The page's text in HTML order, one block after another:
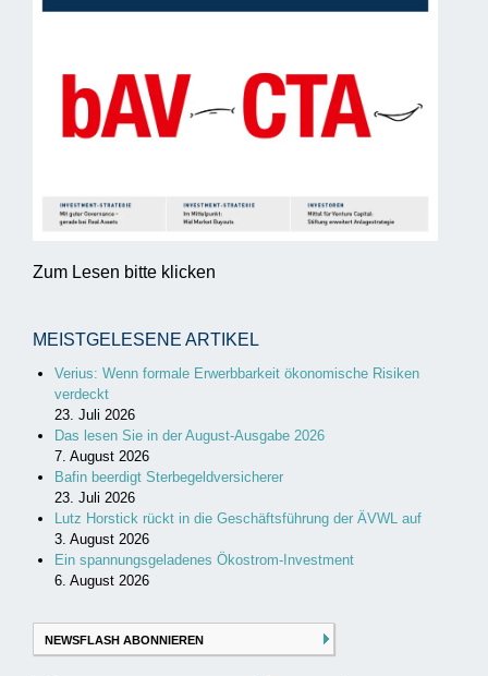
Zum Lesen bitte klicken
MEISTGELESENE ARTIKEL
Verius: Wenn formale Erwerbbarkeit ökonomische Risiken
verdeckt
23. Juli 2026
Das lesen Sie in der August-Ausgabe 2026
7. August 2026
Bafin beerdigt Sterbegeldversicherer
23. Juli 2026
Lutz Horstick rückt in die Geschäftsführung der ÄVWL auf
3. August 2026
Ein spannungsgeladenes Ökostrom-Investment
6. August 2026
NEWSFLASH ABONNIEREN